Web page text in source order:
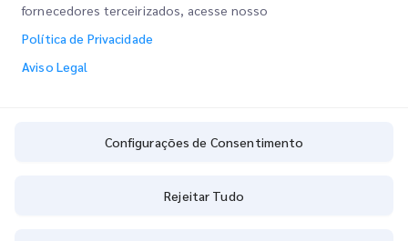
Localizações dos Escritórios
Solicitar um Orçamento
Sobre Nós
Nossos Serviços
fornecedores terceirizados, acesse nosso
Política de Privacidade
Aviso Legal
Configurações de Consentimento
Rejeitar Tudo